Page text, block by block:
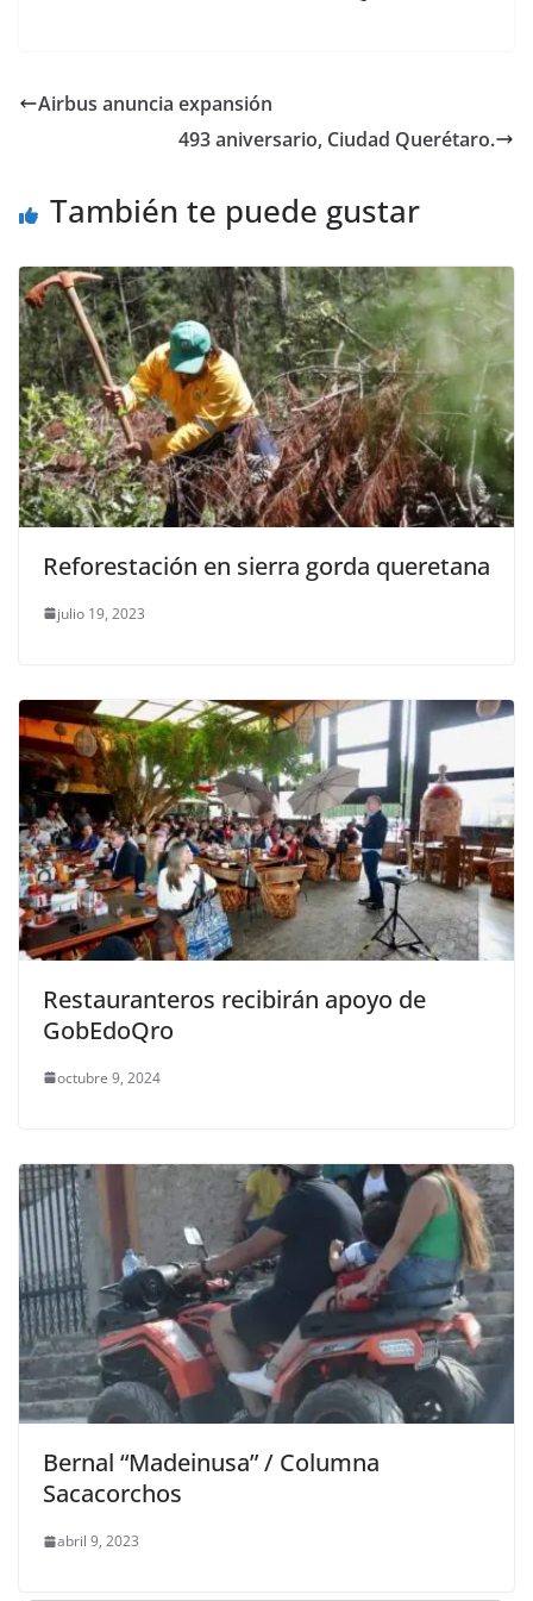
Airbus anuncia expansión
493 aniversario, Ciudad Querétaro.
También te puede gustar
Reforestación en sierra gorda queretana
julio 19, 2023
Restauranteros recibirán apoyo de
GobEdoQro
octubre 9, 2024
Bernal “Madeinusa” / Columna
Sacacorchos
abril 9, 2023